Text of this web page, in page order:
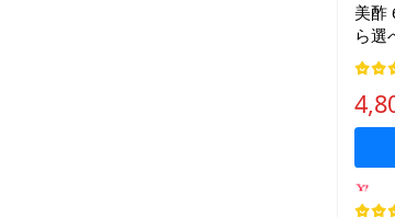
美酢
ら選
酢
お酢
ウイ